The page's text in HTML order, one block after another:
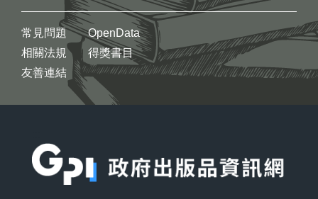
常見問題
相關法規
友善連結
OpenData
得獎書目